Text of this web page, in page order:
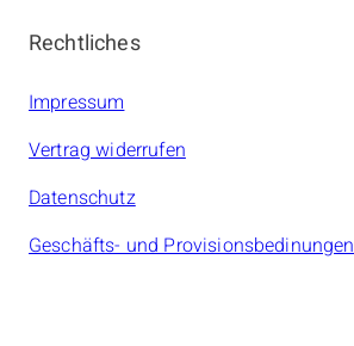
Rechtliches
Impressum
Vertrag widerrufen
Datenschutz
Geschäfts- und Provisionsbedinungen